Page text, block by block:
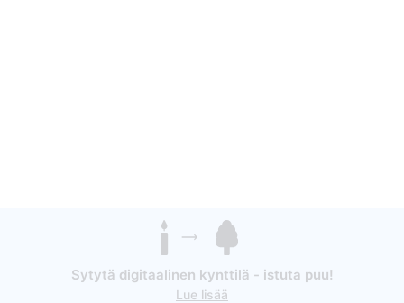
Sytytä digitaalinen kynttilä - istuta puu!
Lue lisää